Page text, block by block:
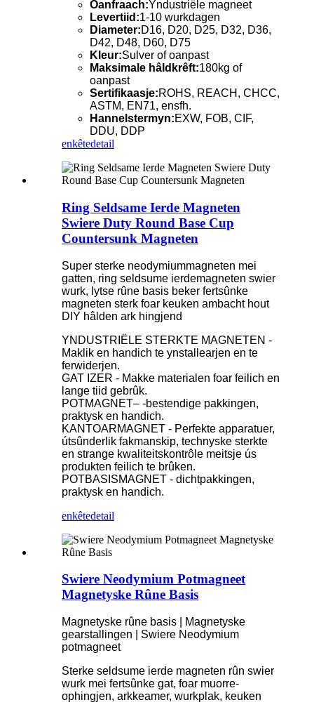
Oanfraach:Yndustriële magneet
Levertiid:1-10 wurkdagen
Diameter:D16, D20, D25, D32, D36,
D42, D48, D60, D75
Kleur:Sulver of oanpast
Maksimale hâldkrêft:180kg of
oanpast
Sertifikaasje:ROHS, REACH, CHCC,
ASTM, EN71, ensfh.
Hannelstermyn:EXW, FOB, CIF,
DDU, DDP
enkêtedetail
Ring Seldsame Ierde Magneten
Swiere Duty Round Base Cup
Countersunk Magneten
Super sterke neodymiummagneten mei
gatten, ring seldsume ierdemagneten swier
wurk, lytse rûne basis beker fertsûnke
magneten sterk foar keuken ambacht hout
DIY hâlden ark hingjend
YNDUSTRIËLE STERKTE MAGNETEN -
Maklik en handich te ynstallearjen en te
ferwiderjen.
GAT IZER - Makke materialen foar feilich en
lange tiid gebrûk.
POTMAGNET– -bestendige pakkingen,
praktysk en handich.
KANTOARMAGNET - Perfekte apparatuer,
útsûnderlik fakmanskip, technyske sterkte
en strange kwaliteitskontrôle meitsje ús
produkten feilich te brûken.
POTBASISMAGNET - dichtpakkingen,
praktysk en handich.
enkêtedetail
Swiere Neodymium Potmagneet
Magnetyske Rûne Basis
Magnetyske rûne basis | Magnetyske
gearstallingen | Swiere Neodymium
potmagneet
Sterke seldsume ierde magneten rûn swier
wurk mei fertsûnke gat, foar muorre-
ophingjen, arkkeamer, wurkplak, keuken